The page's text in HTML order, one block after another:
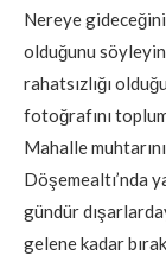
Nereye
olduğunu
rahatsızlığı
fotoğrafını
Mahalle
Döşemealtı’nda
gündür
gelene kadar